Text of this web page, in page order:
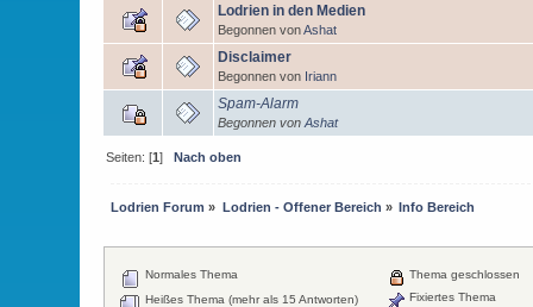
Lodrien in den Medien
Begonnen vonAshat
Disclaimer
Begonnen von Iriann
Spam-Alarm
Begonnen vonAshat
Seiten: [1]Nach oben
Lodrien Forum » Lodrien - Offener Bereich » Info Bereich
Normales Thema
Heißes Thema (mehr als 15 Antworten)
Thema geschlossen
Fixiertes Thema